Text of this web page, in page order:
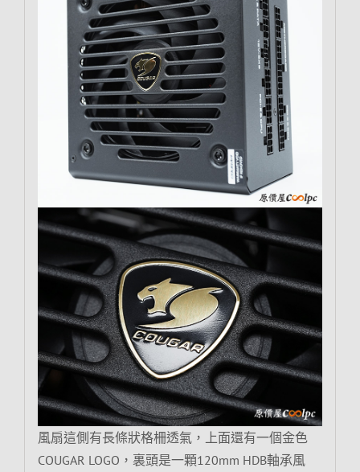
風扇這側有長條狀格柵透氣，上面還有一個金色
COUGAR LOGO，裏頭是一顆120mm HDB軸承風